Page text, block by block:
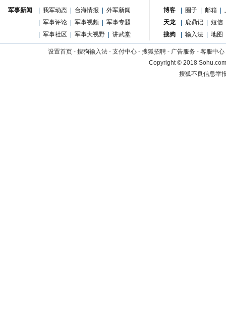
军事新闻 我军动态 台海情报
外军新闻
军事评论 军事视频
军事专题
军事社区 军事大视野 讲武堂
博客 圈子 邮箱
天龙
鹿鼎记
短信
搜狗
输入法 地图
设置首页 - 搜狗输入法 - 支付中心 - 搜狐招聘 - 广告服务 - 客服中心
Copyright©2018
搜狐不良信息举